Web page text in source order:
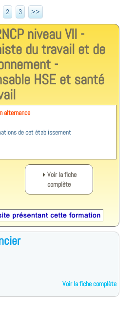
2 3 >>
niveau VII -
du travail et de
-
HSE et santé
alternance
de cet établissement
Voir la fiche
complète
Voir la fiche complète